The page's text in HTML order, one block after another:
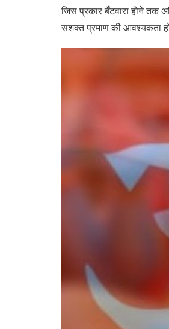
जिस प्रकार बँटवारा होने तक
सशक्त प्रमाण की आवश्यकता